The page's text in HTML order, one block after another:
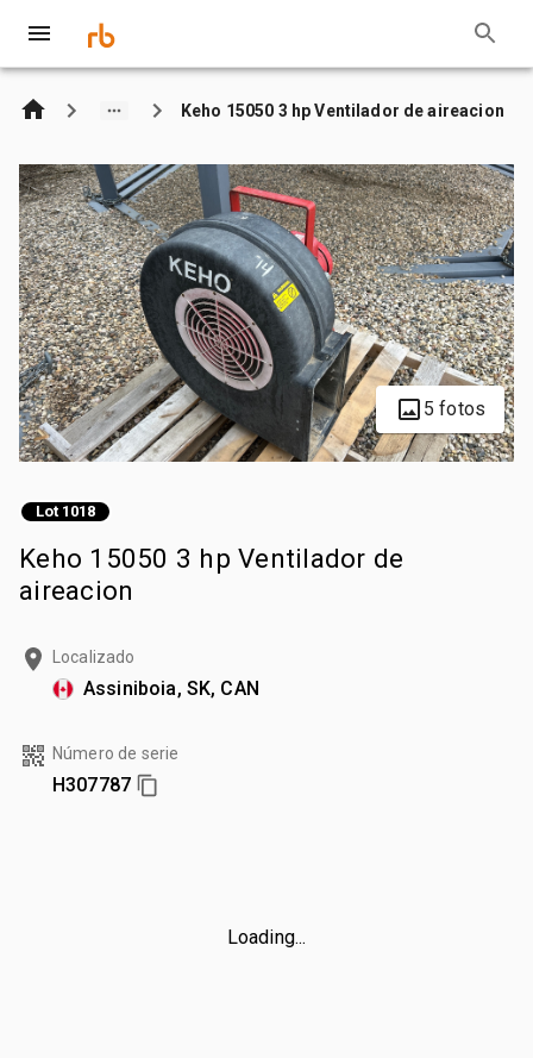
Keho 15050 3 hp Ventilador de aireacion
5 fotos
Lot 1018
Keho 15050 3 hp Ventilador de
aireacion
Localizado
Assiniboia, SK, CAN
Número de serie
H307787
Loading...